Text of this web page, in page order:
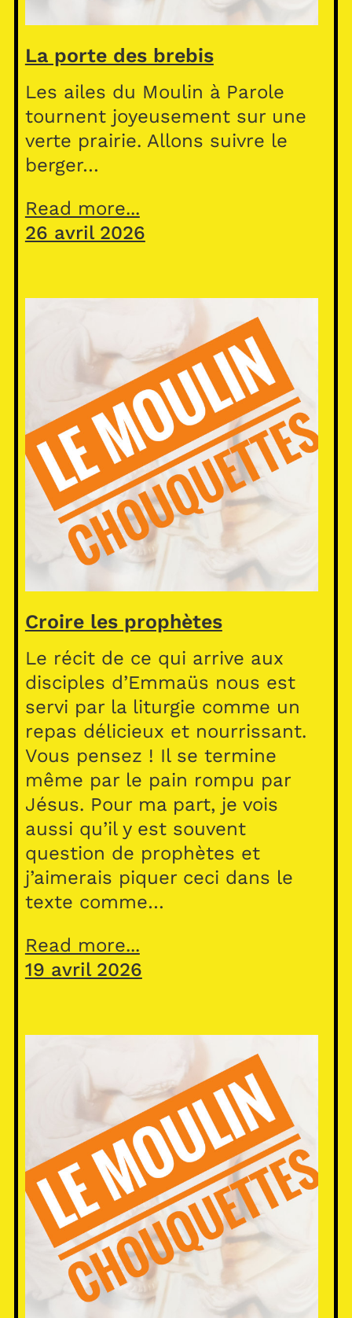
La porte des brebis
Les ailes du Moulin à Parole
tournent joyeusement sur une
verte prairie. Allons suivre le
berger…
Read more...
26 avril 2026
Croire les prophètes
Le récit de ce qui arrive aux
disciples d’Emmaüs nous est
servi par la liturgie comme un
repas délicieux et nourrissant.
Vous pensez ! Il se termine
même par le pain rompu par
Jésus. Pour ma part, je vois
aussi qu’il y est souvent
question de prophètes et
j’aimerais piquer ceci dans le
texte comme…
Read more...
19 avril 2026